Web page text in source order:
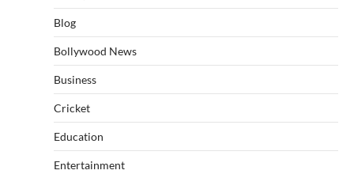
Blog
Bollywood News
Business
Cricket
Education
Entertainment